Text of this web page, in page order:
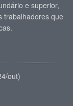
e superior,
trabalhadores que
out)